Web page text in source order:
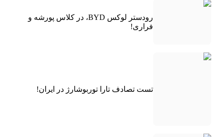
رودستر لوکس BYD، در کلاس پورشه و
فراری!
تست تصادف تارا توربوشارژ در ایران!